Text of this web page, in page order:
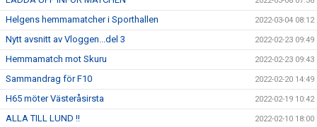
Helgens hemmamatcher i Sporthallen 2022-03-04 08:12
Nytt avsnitt av Vloggen...del 3 2022-02-23 09:49
Hemmamatch mot Skuru 2022-02-23 09:43
Sammandrag för F10 2022-02-20 14:49
H65 möter Västeråsirsta 2022-02-19 10:42
ALLA TILL LUND !! 2022-02-10 18:00